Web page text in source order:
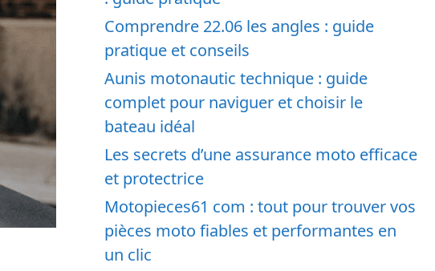
Comprendre 22.06 les angles : guide
pratique et conseils
Aunis motonautic technique : guide
complet pour naviguer et choisir le
bateau idéal
Les secrets d’une assurance moto efficace
et protectrice
Motopieces61 com : tout pour trouver vos
pièces moto fiables et performantes en
un clic